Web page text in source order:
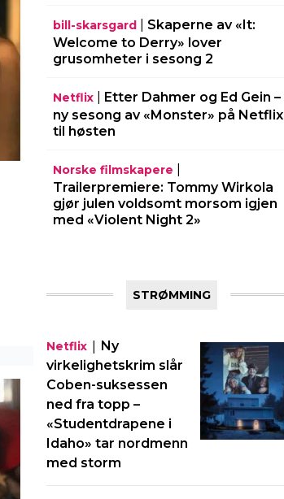
bill-skarsgard| Skaperne av «It:
Welcome to Derry» lover
grusomheter i sesong 2
Netflix| Etter Dahmer og Ed Gein –
ny sesong av «Monster» på Netflix
til høsten
Norske filmskapere
Trailerpremiere: Tommy Wirkola
gjør julen voldsomt morsom igjen
med «Violent Night 2»
STRØMMING
Netflix| Ny
virkelighetskrim slår
Coben-suksessen
ned fra topp –
«Studentdrapene i
Idaho» tar nordmenn
med storm